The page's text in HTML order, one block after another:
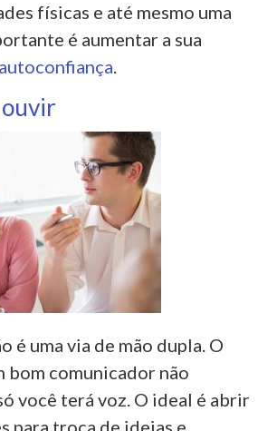
físicas e até mesmo uma
é aumentar a sua
autoconfiança.
é uma via de mão dupla. O
bom comunicador não
você terá voz. O ideal é abrir